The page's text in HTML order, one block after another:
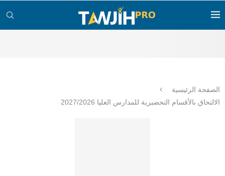
الصفحة الرئيسية
الالتحاق بالأقسام التحضيرية للمدارس العليا 2027/2026